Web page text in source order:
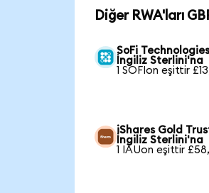
Diğer RWA'ları
SoFi
İngiliz Sterlini'na
1 SOFIon eşittir
iShares Gold
İngiliz Sterlini'na
1 IAUon eşittir